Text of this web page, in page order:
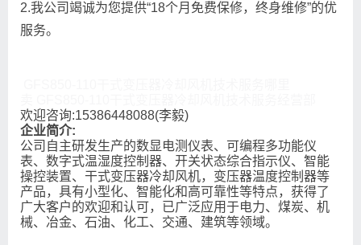
2.我公司竭诚为您提供“18个月免费保修，终身维修”的优
服务。
欢迎咨询:15386448088(李毅)
企业简介:
公司自主研发生产的数显电测仪表、可编程多功能仪
表、数字式温湿度控制器、开关状态综合指示仪、智能
操控装置、干式变压器冷却风机，变压器温度控制器等
产品，具有小型化、智能化和高可靠性等特点，获得了
广大客户的欢迎和认可，已广泛应用于电力、煤炭、机
械、冶金、石油、化工、交通、建筑等领域。